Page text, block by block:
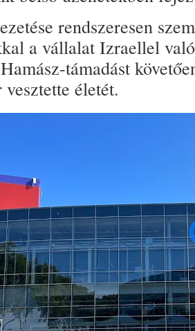
rendszeresen
a vállalat Izraellel
támadást
vesztette életét.